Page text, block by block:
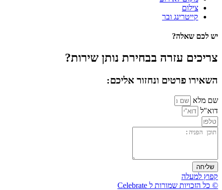
צילום
קייטרינג ובר
יש לכם שאלה?
צריכים עזרה בבחירת נותן שירות?
השאירו פרטים ונחזור אליכם:
שם מלא
דוא"ל
שליחה
קפוץ למעלה
© כל הזכויות שמורות ל Celebrate